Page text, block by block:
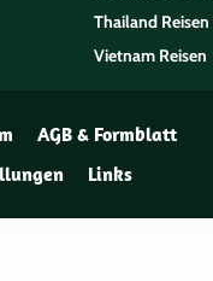
Thailand Reisen
Vietnam Reisen
AGB & Formblatt
Links